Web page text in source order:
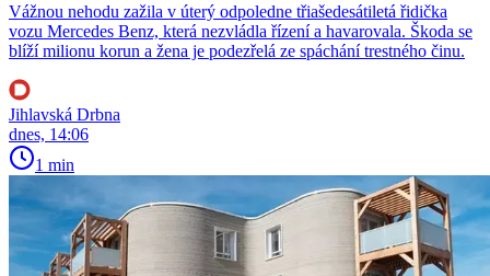
Vážnou nehodu zažila v úterý odpoledne třiašedesátiletá řidička
vozu Mercedes Benz, která nezvládla řízení a havarovala. Škoda se
blíží milionu korun a žena je podezřelá ze spáchání trestného činu.
Jihlavská Drbna
dnes, 14:06
1 min